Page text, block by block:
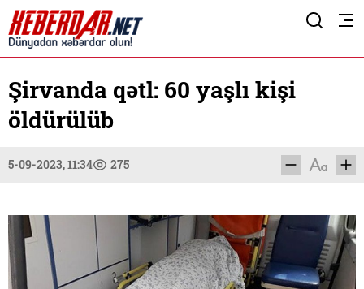
Şirvanda qətl: 60 yaşlı kişi
öldürülüb
5-09-2023, 11:34 275